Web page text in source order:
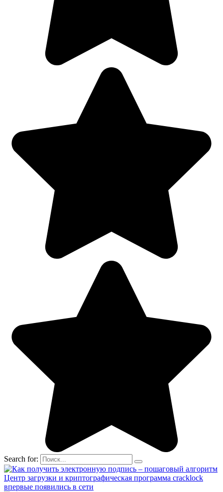
Search for:
Центр загрузки и криптографическая программа cracklock
впервые появились в сети